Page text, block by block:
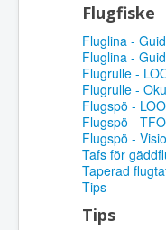
Flugfiske
Fluglina -
Fluglina -
Flugrulle -
Flugrulle -
Flugspö -
Flugspö -
Flugspö -
Tafs för
Taperad
Tips
Tips